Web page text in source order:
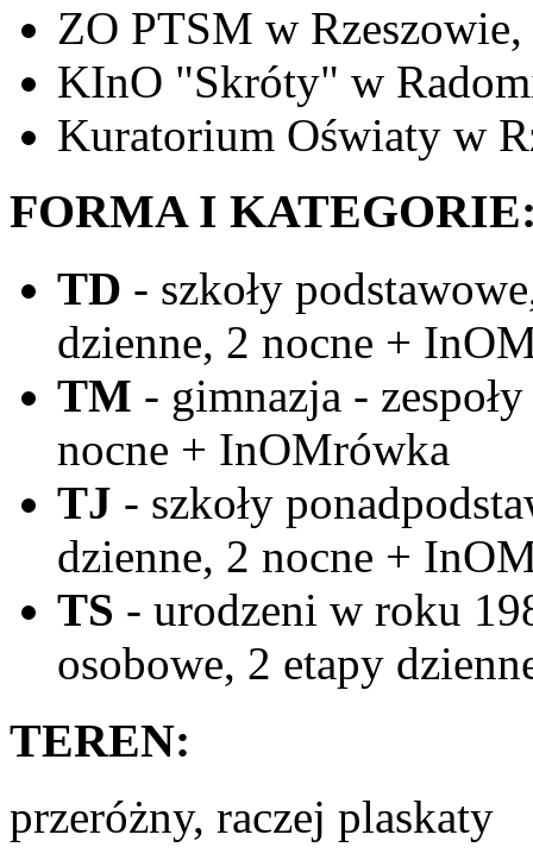
ZO PTSM w Rzeszowie,
KInO "Skróty" w
Kuratorium Oświaty w
FORMA I
TD - szkoły
dzienne, 2 nocne +
TM - gimnazja -
nocne + InOMrówka
TJ - szkoły
dzienne, 2 nocne +
TS - urodzeni w roku
osobowe, 2 etapy
TEREN:
przeróżny, raczej plaskaty